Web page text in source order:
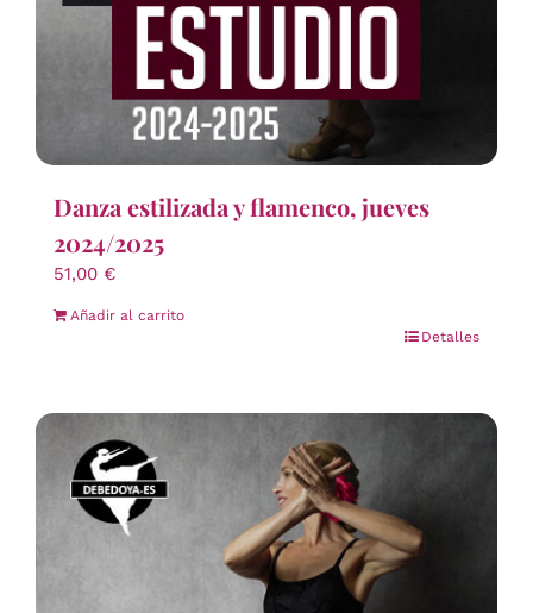
Danza estilizada y flamenco, jueves
2024/2025
51,00 €
Añadir al carrito
Detalles